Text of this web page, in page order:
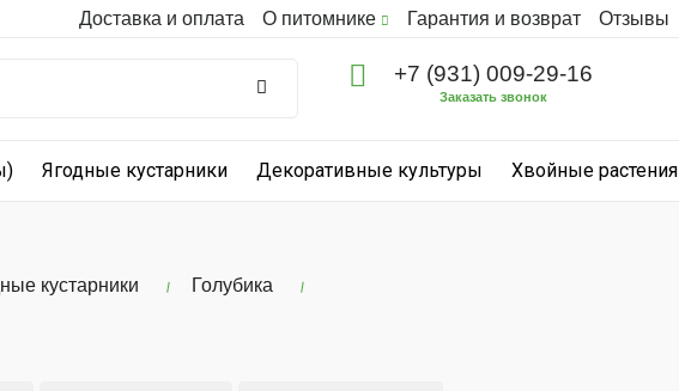
Доставка и оплата О питомнике Гарантия и возврат Отзывы
+7 (931) 009-29-16
Заказать звонок
Ягодные кустарники Декоративные культуры Хвойные растения
кустарники Голубика